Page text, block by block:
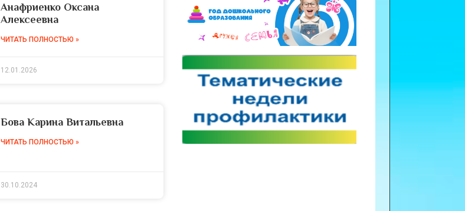
Анафриенко Оксана
Алексеевна
ЧИТАТЬ ПОЛНОСТЬЮ »
12.01.2026
Бова Карина Витальевна
ЧИТАТЬ ПОЛНОСТЬЮ »
30.10.2024